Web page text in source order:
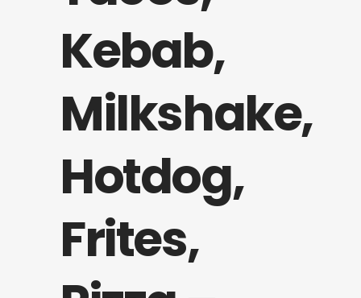
Kebab,
Milkshake,
Hotdog,
Frites,